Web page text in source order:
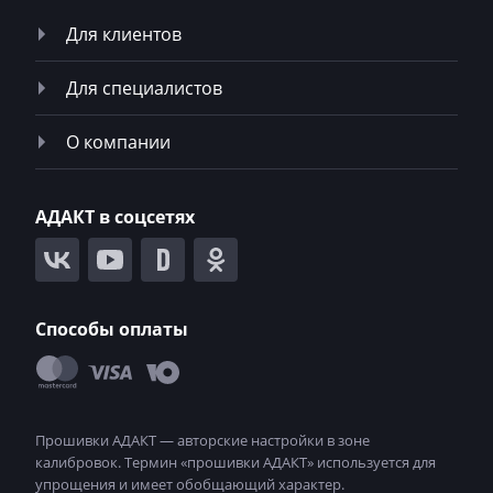
Still
Strautmann
Sunward
Suzuki
Takeuchi
Tank
Tata
Для клиентов
Для специалистов
О компании
АДАКТ в соцсетях
Способы оплаты